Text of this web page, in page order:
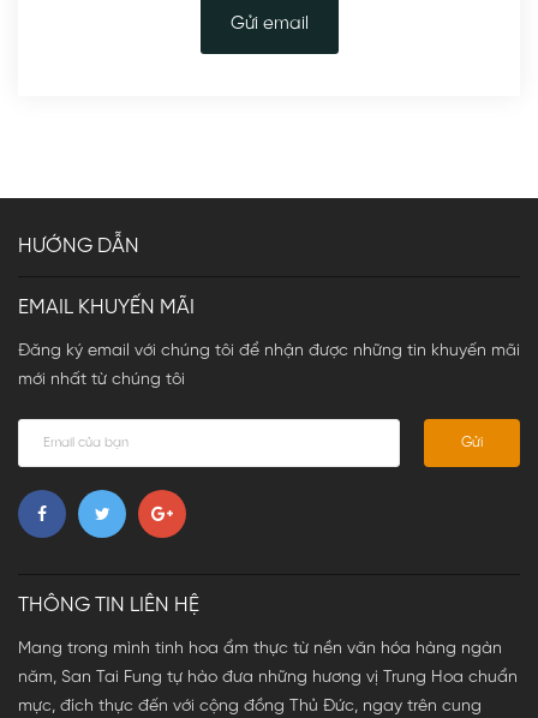
Gửi email
HƯỚNG DẪN
EMAIL KHUYẾN MÃI
Đăng ký email với chúng tôi để nhận được những tin khuyến mãi
mới nhất từ chúng tôi
Gửi
THÔNG TIN LIÊN HỆ
Mang trong mình tinh hoa ẩm thực từ nền văn hóa hàng ngàn
năm, San Tai Fung tự hào đưa những hương vị Trung Hoa chuẩn
mực, đích thực đến với cộng đồng Thủ Đức, ngay trên cung